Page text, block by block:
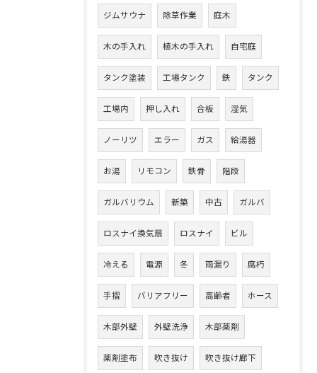
ジムサウナ 除草作業 庭木
木の手入れ 植木の手入れ 自宅庭
タンク塗装 工場タンク 鉄 タンク
工場内 押し入れ 合板 湿気
ノーリツ エラー ガス 給湯器
お湯 リモコン 鉄骨 階段
ガルバリウム 新築 中古 ガルバ
ロスナイ換気扇 ロスナイ ビル
冷える 電源 冬 雨漏り 腐朽
手摺 バリアフリー 高齢者 ホース
木部外壁 外壁洗浄 木部薬剤
薬剤塗布 吹き抜け 吹き抜け廊下